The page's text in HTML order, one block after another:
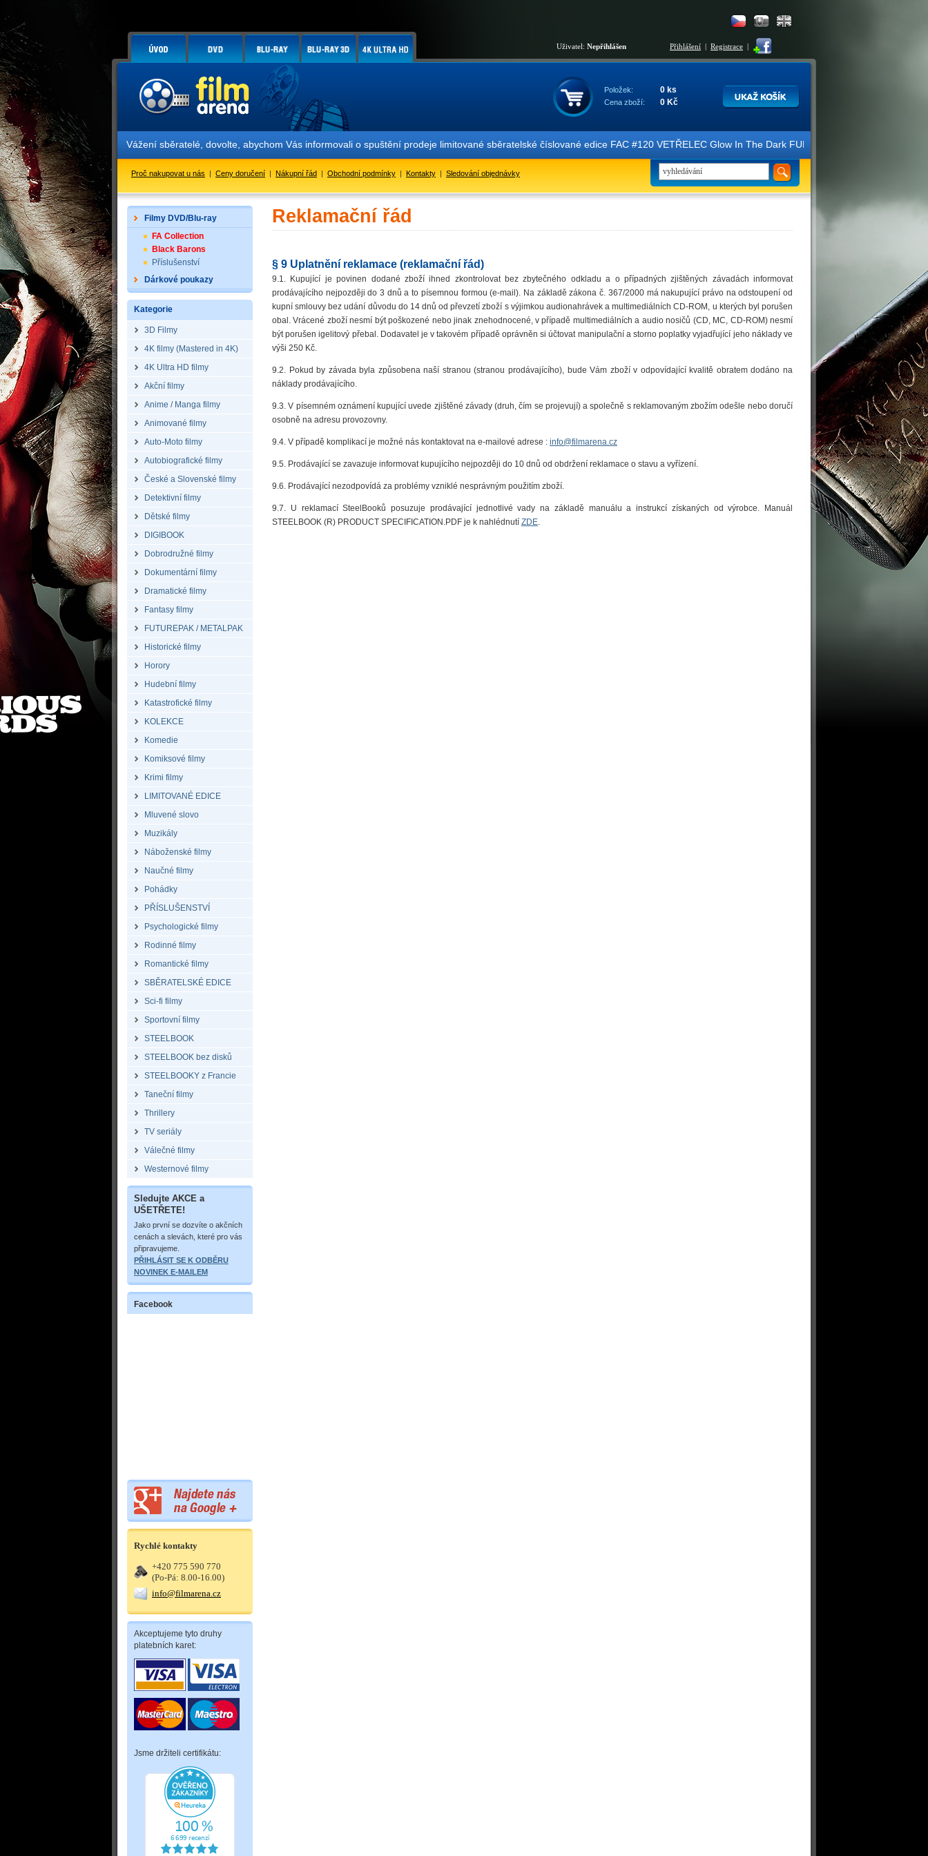
Uživatel: Nepřihlášen Přihlášení | Registrace |
Položek: 0 ks
Cena zboží: 0 Kč
Vážení sběratelé, dovolte, abychom Vás informovali o spuštění prodeje limitované sběratelské číslované edice FAC #120 VETŘELEC Glow In The Dark FULLSLIP XL EDITION #3 4K
Proč nakupovat u nás | Ceny doručení | Nákupní řád | Obchodní podmínky | Kontakty | Sledování objednávky
Filmy DVD/Blu-ray
FA Collection
Black Barons
Příslušenství
Dárkové poukazy
Kategorie
3D Filmy
4K filmy (Mastered in 4K)
4K Ultra HD filmy
Akční filmy
Anime / Manga filmy
Animované filmy
Auto-Moto filmy
Autobiografické filmy
České a Slovenské filmy
Detektivní filmy
Dětské filmy
DIGIBOOK
Dobrodružné filmy
Dokumentární filmy
Dramatické filmy
Fantasy filmy
FUTUREPAK / METALPAK
Historické filmy
Horory
Hudební filmy
Katastrofické filmy
KOLEKCE
Komedie
Komiksové filmy
Krimi filmy
LIMITOVANÉ EDICE
Mluvené slovo
Muzikály
Náboženské filmy
Naučné filmy
Pohádky
PŘÍSLUŠENSTVÍ
Psychologické filmy
Rodinné filmy
Romantické filmy
SBĚRATELSKÉ EDICE
Sci-fi filmy
Sportovní filmy
STEELBOOK
STEELBOOK bez disků
STEELBOOKY z Francie
Taneční filmy
Thrillery
TV seriály
Válečné filmy
Westernové filmy
Sledujte AKCE a
UŠETŘETE!
Jako první se dozvíte o akčních
cenách a slevách, které pro vás
připravujeme.
PŘIHLÁSIT SE K ODBĚRU
NOVINEK E-MAILEM
Facebook
Rychlé kontakty
+420 775 590 770
(Po-Pá: 8.00-16.00)
info@filmarena.cz
Akceptujeme tyto druhy
platebních karet:
Jsme držiteli certifikátu:
Reklamační řád
§ 9 Uplatnění reklamace (reklamační řád)
9.1. Kupující je povinen dodané zboží ihned zkontrolovat bez zbytečného odkladu a o případných zjištěných závadách informovat
prodávajícího nejpozději do 3 dnů a to písemnou formou (e-mail). Na základě zákona č. 367/2000 má nakupující právo na odstoupení od
kupní smlouvy bez udání důvodu do 14 dnů od převzetí zboží s výjimkou audionahrávek a multimediálních CD-ROM, u kterých byl porušen
obal. Vrácené zboží nesmí být poškozené nebo jinak znehodnocené, v případě multimediálních a audio nosičů (CD, MC, CD-ROM) nesmí
být porušen igelitový přebal. Dodavatel je v takovém případě oprávněn si účtovat manipulační a storno poplatky vyjadřující jeho náklady ve
výši 250 Kč.
9.2. Pokud by závada byla způsobena naší stranou (stranou prodávajícího), bude Vám zboží v odpovídající kvalitě obratem dodáno na
náklady prodávajícího.
9.3. V písemném oznámení kupující uvede zjištěné závady (druh, čím se projevují) a společně s reklamovaným zbožím odešle nebo doručí
osobně na adresu provozovny.
9.4. V případě komplikací je možné nás kontaktovat na e-mailové adrese : info@filmarena.cz
9.5. Prodávající se zavazuje informovat kupujícího nejpozději do 10 dnů od obdržení reklamace o stavu a vyřízení.
9.6. Prodávající nezodpovídá za problémy vzniklé nesprávným použitím zboží.
9.7. U reklamací SteelBooků posuzuje prodávající jednotlivé vady na základě manuálu a instrukcí získaných od výrobce. Manuál
STEELBOOK (R) PRODUCT SPECIFICATION.PDF je k nahlédnutí ZDE.